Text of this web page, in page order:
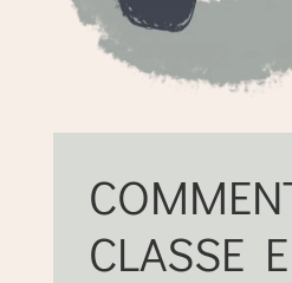
CLASSE